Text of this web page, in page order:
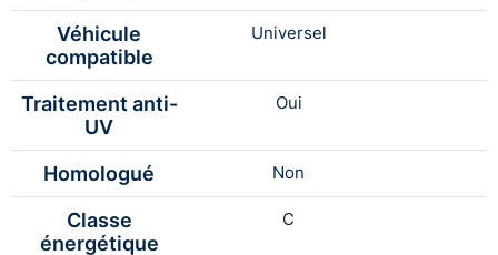
Véhicule
compatible
Universel
Traitement anti-
UV
Oui
Homologué Non
Classe
énergétique
C